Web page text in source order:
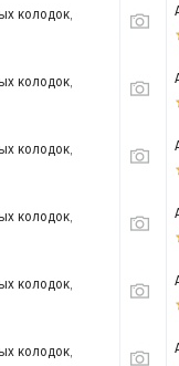
колодок,
колодок,
колодок,
колодок,
колодок,
колодок,